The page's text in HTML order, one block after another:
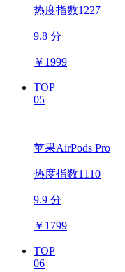
热度指数1227
9.8 分
￥ 1999
TOP
05
苹果AirPods Pro
热度指数1110
9.9 分
￥ 1799
TOP
06